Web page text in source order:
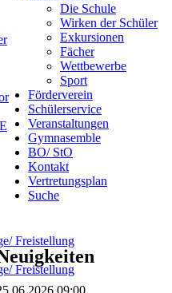
Freistellung
Freistellung
Die Schule
Wirken der Schüler
Exkursionen
Fächer
Wettbewerbe
Sport
Förderverein
Schülerservice
Veranstaltungen
Gymnasemble
BO/ StO
Kontakt
Vertretungsplan
Suche